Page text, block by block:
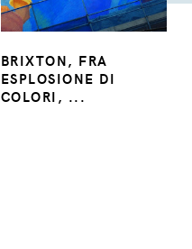
BRIXTON, FRA
ESPLOSIONE DI
COLORI, ...